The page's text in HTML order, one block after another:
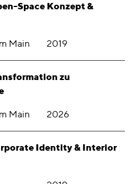
Space Konzept &
Main 2019
zu
Main 2026
Identity & Interior